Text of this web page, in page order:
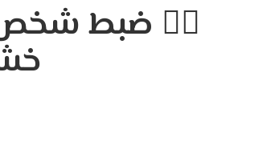
👮‍♂️ ضبط شخص